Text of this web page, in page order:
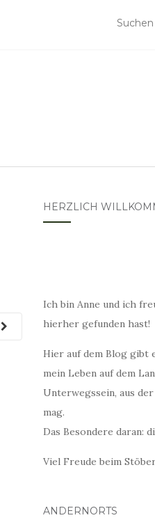
HERZLICH
Ich bin Anne und ich
hierher gefunden hast!
Hier auf dem Blog gibt
mein Leben auf dem
Unterwegssein, aus
mag.
Das Besondere daran:
Viel Freude beim
ANDERNORTS